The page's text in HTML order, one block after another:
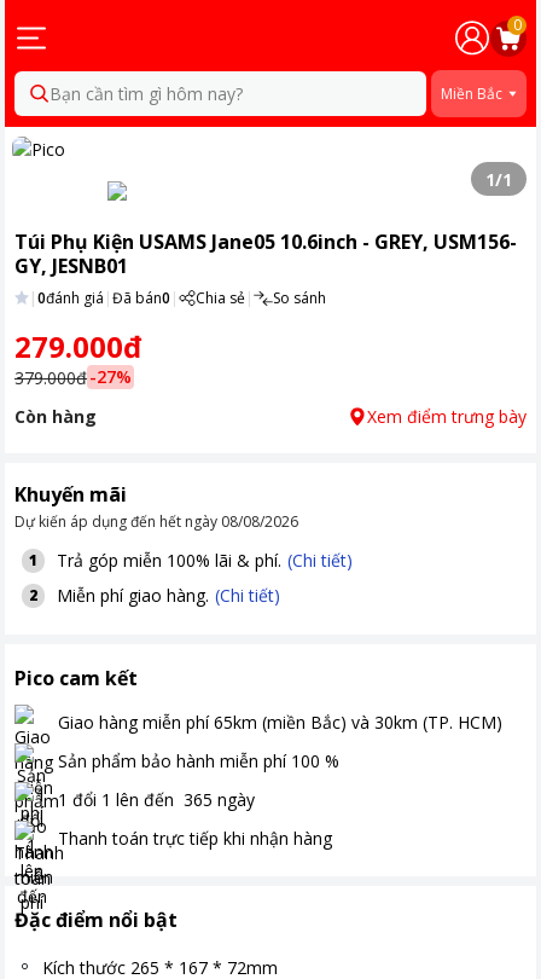
0
Bạn cần tìm gì hôm nay? Miền Bắc
1/1
Túi Phụ Kiện USAMS Jane05 10.6inch - GREY, USM156-
GY, JESNB01
|0đánh giá |Đã bán0 | Chia sẻ| So sánh
279.000đ
379.000đ-27%
Còn hàng
Xem điểm trưng bày
Khuyến mãi
Dự kiến áp dụng đến hết ngày 08/08/2026
1
Trả góp miễn 100% lãi & phí. (Chi tiết)
2 Miễn phí giao hàng. (Chi tiết)
Pico cam kết
Giao hàng miễn phí 65km (miền Bắc) và 30km (TP. HCM)
Sản phẩm bảo hành miễn phí 100 %
1 đổi 1 lên đến 365 ngày
Thanh toán trực tiếp khi nhận hàng
Đặc điểm nổi bật
Kích thước 265 * 167 * 72mm